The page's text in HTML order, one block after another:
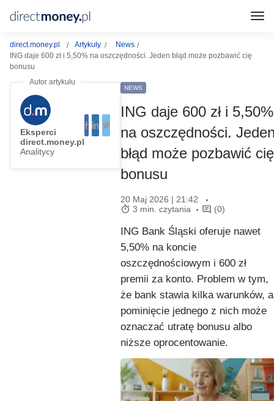
direct.money.pl Artykuły
News
ING daje 600 zł i 5,50% na oszczędności. Jeden błąd może pozbawić cię
bonusu
Eksperci
direct.money.pl
Analitycy
NEWS
ING daje 600 zł i 5,50%
na oszczędności.
błąd może pozbawić cię
bonusu
20 Maj 2026 | 21:42
3 min. czytania
(0)
ING Bank Śląski oferuje nawet
5,50% na koncie
oszczędnościowym i 600 zł
premii za konto. Problem w tym,
że bank stawia kilka warunków, a
pominięcie jednego z nich może
oznaczać utratę bonusu albo
niższe oprocentowanie.